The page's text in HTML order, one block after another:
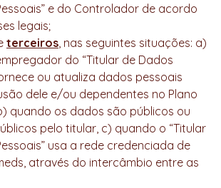
e do Controlador de acordo
legais;
terceiros , nas seguintes situações: a)
do “Titular de Dados
ou atualiza dados pessoais
dele e/ou dependentes no Plano
quando os dados são públicos ou
pelo titular, c) quando o “Titular
usa a rede credenciada de
através do intercâmbio entre as